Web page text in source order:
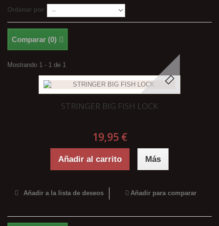
Ordenar por
Comparar (0)
Mostrando 1 - 1 de 1
STRINGER BIG FISH LOCK
19,95 €
Añadir al carrito Más
Añadir a la lista de deseos Añadir para comparar